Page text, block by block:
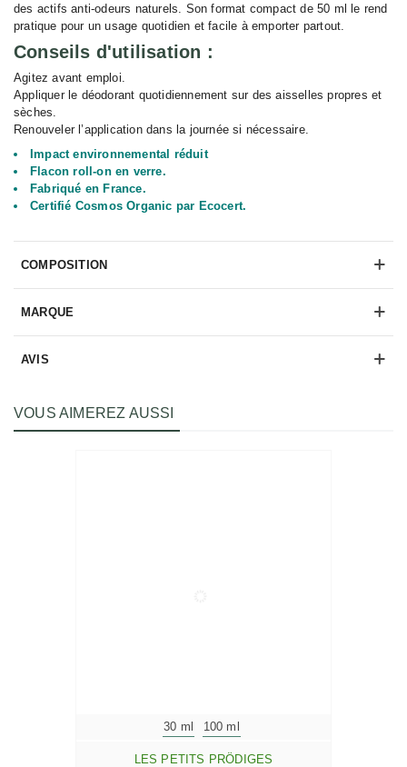
des actifs anti-odeurs naturels. Son format compact de 50 ml le rend
pratique pour un usage quotidien et facile à emporter partout.
Conseils d'utilisation :
Agitez avant emploi.
Appliquer le déodorant quotidiennement sur des aisselles propres et
sèches.
Renouveler l’application dans la journée si nécessaire.
Impact environnemental réduit
Flacon roll-on en verre.
Fabriqué en France.
Certifié Cosmos Organic par Ecocert.
COMPOSITION
MARQUE
AVIS
VOUS AIMEREZ AUSSI
30 ml 100 ml
LES PETITS PRÖDIGES